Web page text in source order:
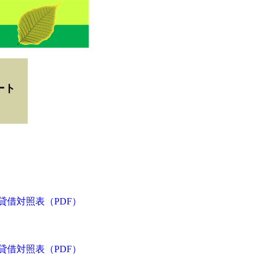
ト
借対照表（PDF）
借対照表（PDF）